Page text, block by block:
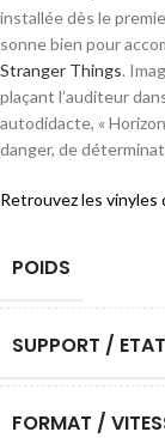
installée dès le
sonne bien pour
Stranger Things.
plaçant l’auditeur
autodidacte, «
danger, de
Retrouvez les vinyles
POIDS
SUPPORT / ETAT
FORMAT /